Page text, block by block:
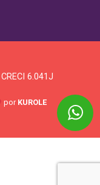
6.041J
por KUROLE